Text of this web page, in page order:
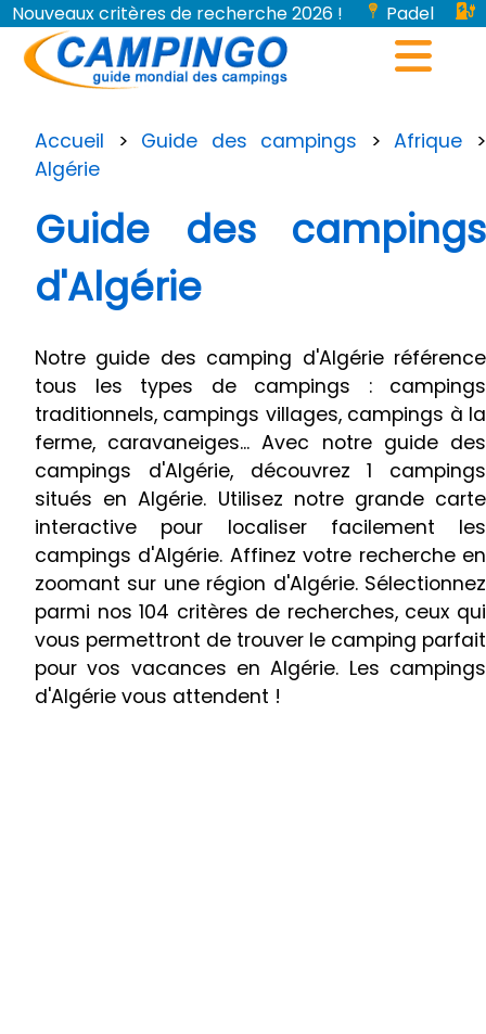
Nouveaux critères de recherche 2026 !
Padel
Bornes de recharge pour véhicules électriques...
Accueil > Guide des campings >Afrique >
Algérie
Guide des campings
d'Algérie
Notre guide des camping d'Algérie référence
tous les types de campings : campings
traditionnels, campings villages, campings à la
ferme, caravaneiges... Avec notre guide des
campings d'Algérie, découvrez 1 campings
situés en Algérie. Utilisez notre grande carte
interactive pour localiser facilement les
campings d'Algérie. Affinez votre recherche en
zoomant sur une région d'Algérie. Sélectionnez
parmi nos 104 critères de recherches, ceux qui
vous permettront de trouver le camping parfait
pour vos vacances en Algérie. Les campings
d'Algérie vous attendent !